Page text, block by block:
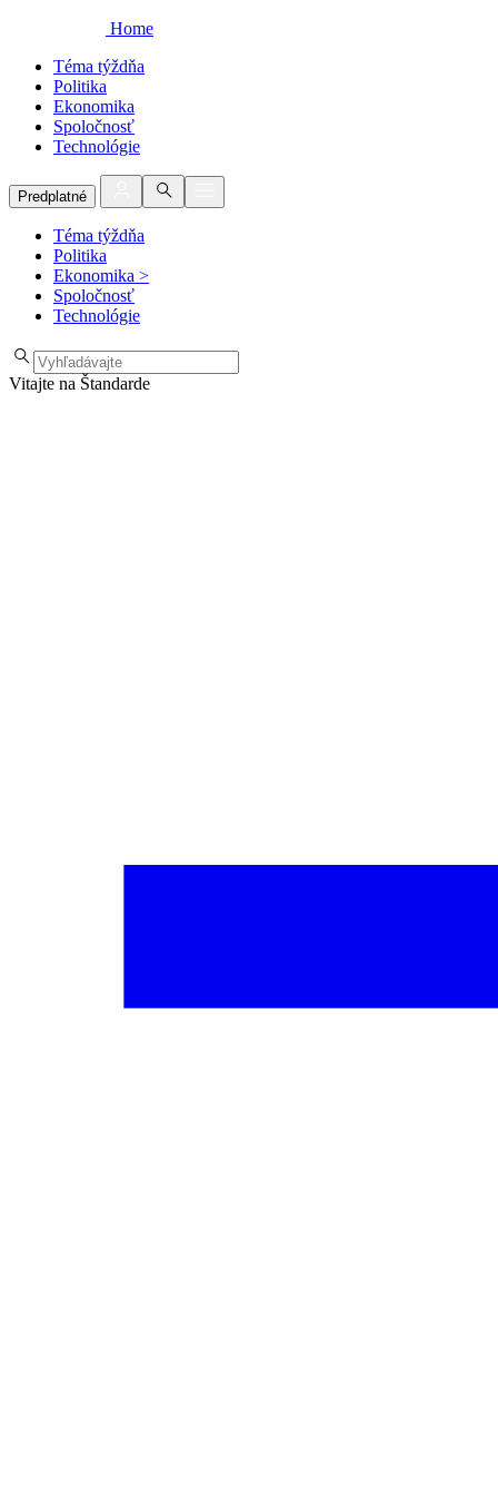
Home
Téma týždňa
Politika
Ekonomika
Spoločnosť
Technológie
Predplatné
Téma týždňa
Politika
Ekonomika >
Spoločnosť
Technológie
Vitajte na Štandarde